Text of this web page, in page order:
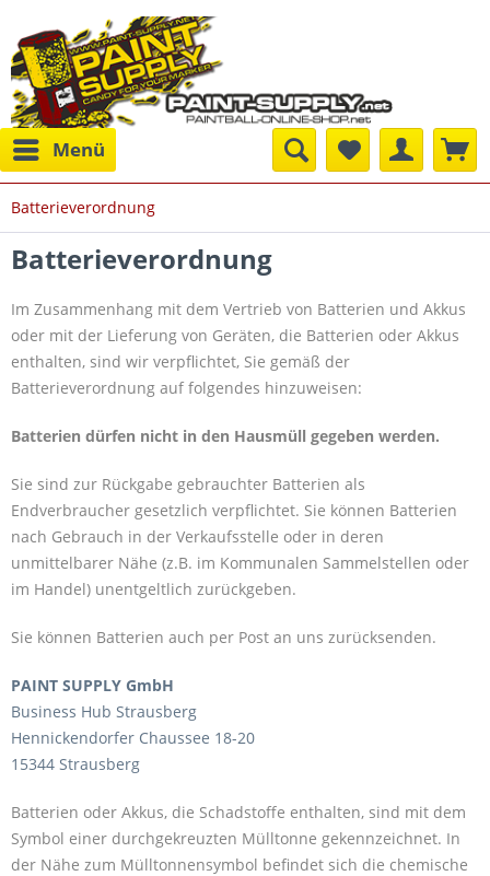
Menü
Batterieverordnung
Batterieverordnung
Im Zusammenhang mit dem Vertrieb von Batterien und Akkus
oder mit der Lieferung von Geräten, die Batterien oder Akkus
enthalten, sind wir verpflichtet, Sie gemäß der
Batterieverordnung auf folgendes hinzuweisen:
Batterien dürfen nicht in den Hausmüll gegeben werden.
Sie sind zur Rückgabe gebrauchter Batterien als
Endverbraucher gesetzlich verpflichtet. Sie können Batterien
nach Gebrauch in der Verkaufsstelle oder in deren
unmittelbarer Nähe (z.B. im Kommunalen Sammelstellen oder
im Handel) unentgeltlich zurückgeben.
Sie können Batterien auch per Post an uns zurücksenden.
PAINT SUPPLY GmbH
Business Hub Strausberg
Hennickendorfer Chaussee 18-20
15344 Strausberg
Batterien oder Akkus, die Schadstoffe enthalten, sind mit dem
Symbol einer durchgekreuzten Mülltonne gekennzeichnet. In
der Nähe zum Mülltonnensymbol befindet sich die chemische